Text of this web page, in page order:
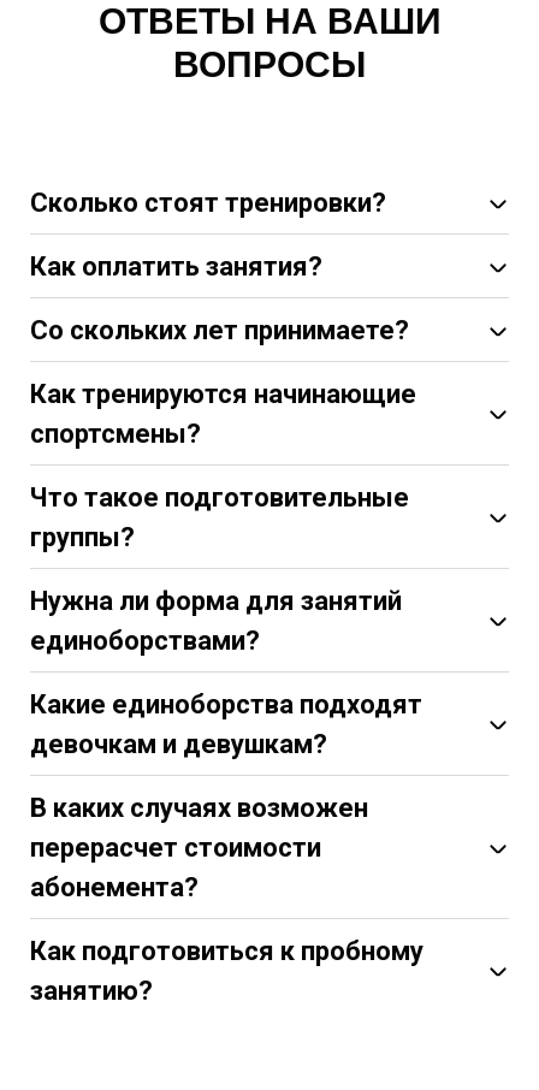
ОТВЕТЫ НА ВАШИ
ВОПРОСЫ
Сколько стоят тренировки?
gvardia-sport.ru/skidki
Персональные занятия
Как оплатить занятия?
max.ru/id780426297209_bot
t.me/gvardia_admin_bot
Со скольких лет принимаете?
Как тренируются начинающие
спортсмены?
Что такое подготовительные
группы?
Нужна ли форма для занятий
единоборствами?
Какие единоборства подходят
девочкам и девушкам?
В каких случаях возможен
перерасчет стоимости
абонемента?
Как подготовиться к пробному
занятию?